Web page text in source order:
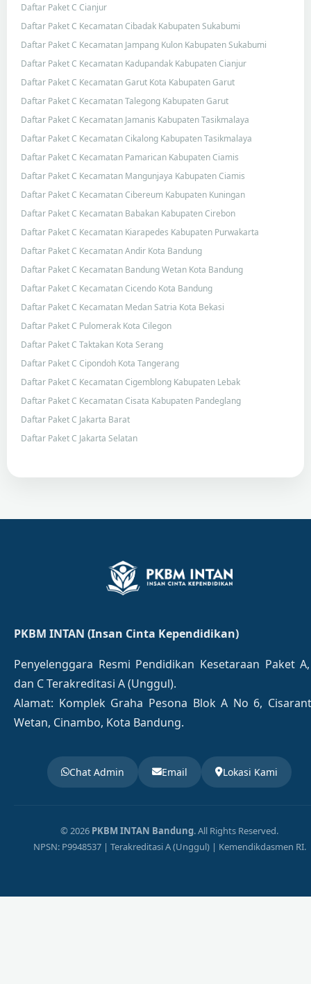
Daftar Paket C Cianjur
Daftar Paket C Kecamatan Cibadak Kabupaten Sukabumi
Daftar Paket C Kecamatan Jampang Kulon Kabupaten Sukabumi
Daftar Paket C Kecamatan Kadupandak Kabupaten Cianjur
Daftar Paket C Kecamatan Garut Kota Kabupaten Garut
Daftar Paket C Kecamatan Talegong Kabupaten Garut
Daftar Paket C Kecamatan Jamanis Kabupaten Tasikmalaya
Daftar Paket C Kecamatan Cikalong Kabupaten Tasikmalaya
Daftar Paket C Kecamatan Pamarican Kabupaten Ciamis
Daftar Paket C Kecamatan Mangunjaya Kabupaten Ciamis
Daftar Paket C Kecamatan Cibereum Kabupaten Kuningan
Daftar Paket C Kecamatan Babakan Kabupaten Cirebon
Daftar Paket C Kecamatan Kiarapedes Kabupaten Purwakarta
Daftar Paket C Kecamatan Andir Kota Bandung
Daftar Paket C Kecamatan Bandung Wetan Kota Bandung
Daftar Paket C Kecamatan Cicendo Kota Bandung
Daftar Paket C Kecamatan Medan Satria Kota Bekasi
Daftar Paket C Pulomerak Kota Cilegon
Daftar Paket C Taktakan Kota Serang
Daftar Paket C Cipondoh Kota Tangerang
Daftar Paket C Kecamatan Cigemblong Kabupaten Lebak
Daftar Paket C Kecamatan Cisata Kabupaten Pandeglang
Daftar Paket C Jakarta Barat
Daftar Paket C Jakarta Selatan
PKBM INTAN (Insan Cinta Kependidikan)
Penyelenggara Resmi Pendidikan Kesetaraan Paket
dan C Terakreditasi A (Unggul).
Alamat: Komplek Graha Pesona Blok A No 6,
Wetan, Cinambo, Kota Bandung.
Chat Admin Email Lokasi Kami
© 2026 PKBM INTAN Bandung. All Rights Reserved.
NPSN: P9948537 | Terakreditasi A (Unggul) | Kemendikdasmen RI.